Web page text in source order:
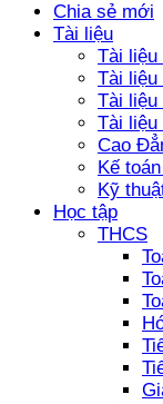
Chia sẻ mới
Tài liệu
Tài liệu
Tài liệu
Tài liệu
Tài liệu
Cao
Kế
Kỹ
Học tập
THCS